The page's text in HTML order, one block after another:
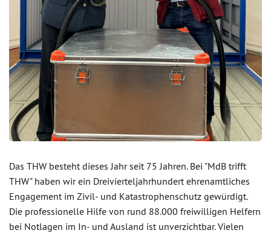
Das THW besteht dieses Jahr seit 75 Jahren. Bei "MdB trifft
THW" haben wir ein Dreivierteljahrhundert ehrenamtliches
Engagement im Zivil- und Katastrophenschutz gewürdigt.
Die professionelle Hilfe von rund 88.000 freiwilligen Helfern
bei Notlagen im In- und Ausland ist unverzichtbar. Vielen